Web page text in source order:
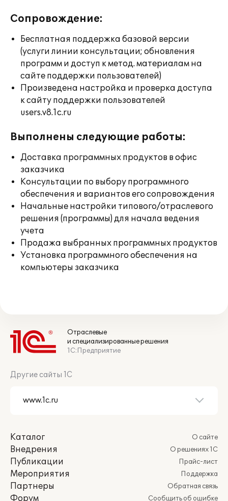
Сопровождение:
Бесплатная поддержка базовой версии
(услуги линии консультации; обновления
программ и доступ к метод. материалам на
сайте поддержки пользователей)
Произведена настройка и проверка доступа
к сайту поддержки пользователей
users.v8.1c.ru
Выполнены следующие работы:
Доставка программных продуктов в офис
заказчика
Консультации по выбору программного
обеспечения и вариантов его сопровождения
Начальные настройки типового/отраслевого
решения (программы) для начала ведения
учета
Продажа выбранных программных продуктов
Установка программного обеспечения на
компьютеры заказчика
Отраслевые
и специализированные решения
1С:Предприятие
Другие сайты 1С
Каталог
Внедрения
Публикации
Мероприятия
Партнеры
Форум
О сайте
О решениях 1С
Прайс-лист
Поддержка
Обратная связь
Сообщить об ошибке